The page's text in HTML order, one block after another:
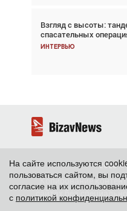
Взгляд с высоты:
спасательных
Интервью
Частный самолёт –
покупке
Интервью
2026 ©
Копирование
сайтах без
На сайте используются
пользоваться сайтом, вы
согласие на их
с политикой